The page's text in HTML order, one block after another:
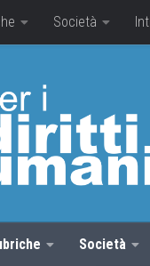
Società
Società